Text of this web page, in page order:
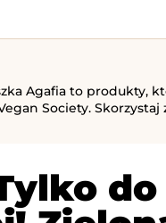
Agafia to produkty,
Society.